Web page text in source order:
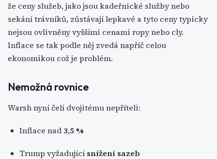
že ceny služeb, jako jsou kadeřnické služby nebo
sekání trávníků, zůstávají lepkavé a tyto ceny typicky
nejsou ovlivněny vyššími cenami ropy nebo cly.
Inflace se tak podle něj zvedá napříč celou
ekonomikou což je problém.
Nemožná rovnice
Warsh nyní čelí dvojitému nepříteli:
Inflace nad3,5 %
Trump vyžadující snížení sazeb